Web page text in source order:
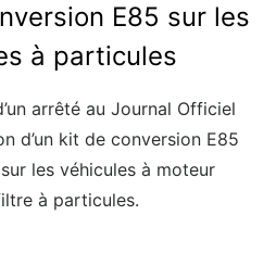
E85 sur les
à particules
arrêté au Journal Officiel
d’un kit de conversion E85
les véhicules à moteur
à particules.